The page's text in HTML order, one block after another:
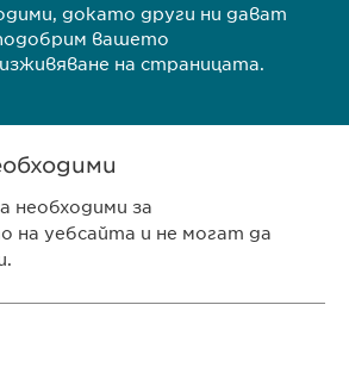
докато други ни дават
вашето
на страницата.
необходими за
на уебсайта и не могат да